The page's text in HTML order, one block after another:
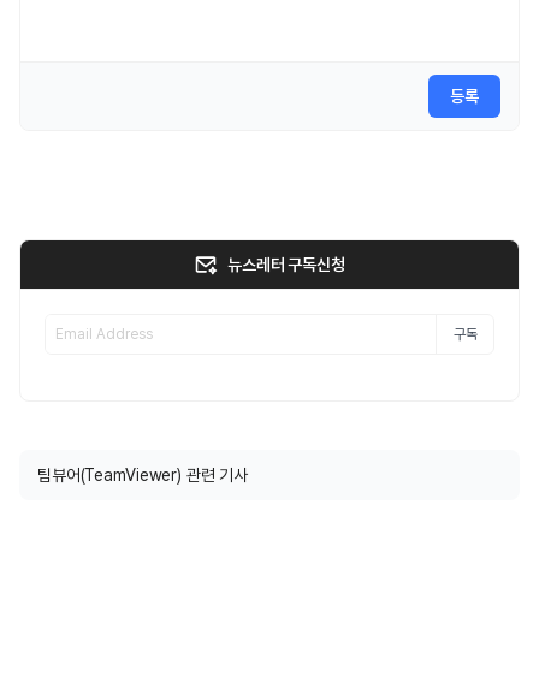
등록
뉴스레터 구독신청
구독
팀뷰어(TeamViewer) 관련 기사